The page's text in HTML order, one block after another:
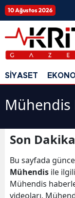
10 Ağustos 2026
SİYASET
Son
Bu sayfada
Mühendis ile
Mühendis
videoları,